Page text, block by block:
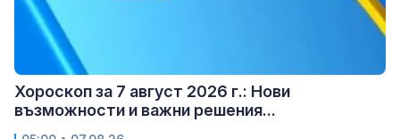
Хороскоп за 7 август 2026 г.: Нови
възможности и важни решения...